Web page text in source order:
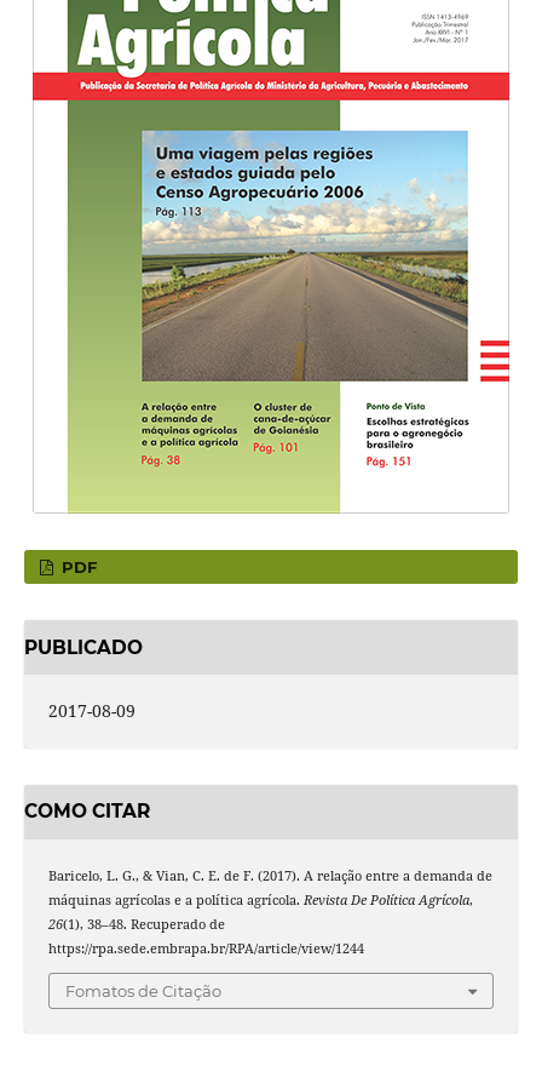
PDF
PUBLICADO
2017-08-09
COMO CITAR
Baricelo, L. G., & Vian, C. E. de F. (2017). A relação entre a demanda de
máquinas agrícolas e a política agrícola. Revista De Política Agrícola,
26(1), 38–48. Recuperado de
https://rpa.sede.embrapa.br/RPA/article/view/1244
Fomatos de Citação